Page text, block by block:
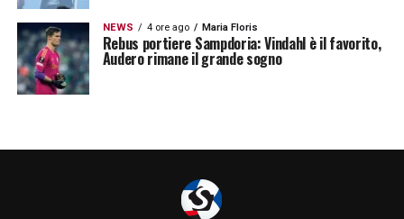
NEWS 4 ore ago Maria Floris
Rebus portiere Sampdoria: Vindahl è il favorito,
Audero rimane il grande sogno